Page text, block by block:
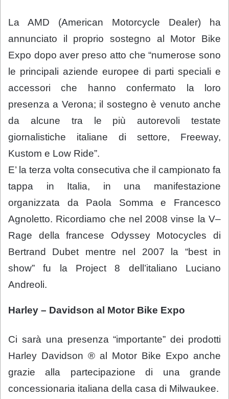
La AMD (American Motorcycle Dealer) ha
annunciato il proprio sostegno al Motor Bike
Expo dopo aver preso atto che “numerose sono
le principali aziende europee di parti speciali e
accessori che hanno confermato la loro
presenza a Verona; il sostegno è venuto anche
da alcune tra le più autorevoli testate
giornalistiche italiane di settore, Freeway,
Kustom e Low Ride”.
E’ la terza volta consecutiva che il campionato fa
tappa in Italia, in una manifestazione
organizzata da Paola Somma e Francesco
Agnoletto. Ricordiamo che nel 2008 vinse la V–
Rage della francese Odyssey Motocycles di
Bertrand Dubet mentre nel 2007 la “best in
show” fu la Project 8 dell’italiano Luciano
Andreoli.
Harley – Davidson al Motor Bike Expo
Ci sarà una presenza “importante” dei prodotti
Harley Davidson ® al Motor Bike Expo anche
grazie alla partecipazione di una grande
concessionaria italiana della casa di Milwaukee.